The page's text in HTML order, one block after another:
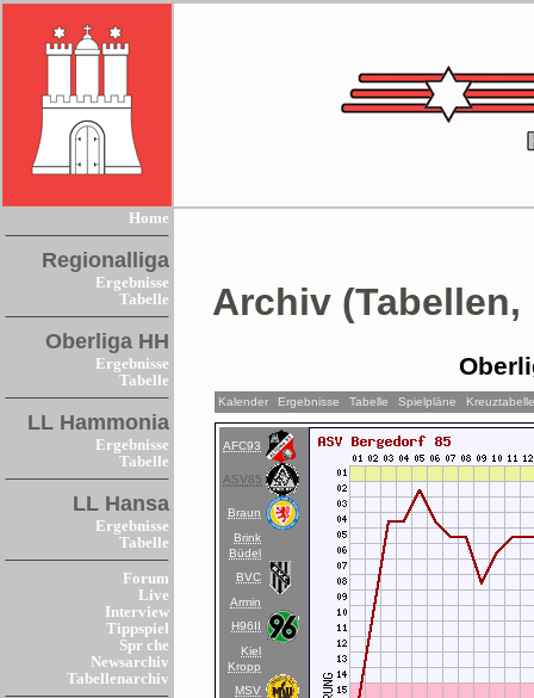
Home
Regionalliga
Ergebnisse
Tabelle
Oberliga HH
Ergebnisse
Tabelle
LL Hammonia
Ergebnisse
Tabelle
LL Hansa
Ergebnisse
Tabelle
Forum
Live
Interview
Tippspiel
Spr che
Newsarchiv
Tabellenarchiv
Archiv
Kalender Ergebnisse Tabelle Spielpläne
AFC93
ASV85
Braun
Brink
Büdel
BVC
Armin
H96II
Kiel
Kropp
MSV